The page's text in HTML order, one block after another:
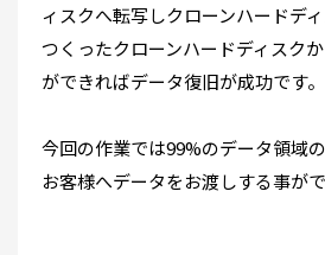
ィスクへ転写しクローンハードデ
つくったクローンハードディスク
ができればデータ復旧が成功です。
今回の作業では99%のデータ領域
お客様へデータをお渡しする事がで